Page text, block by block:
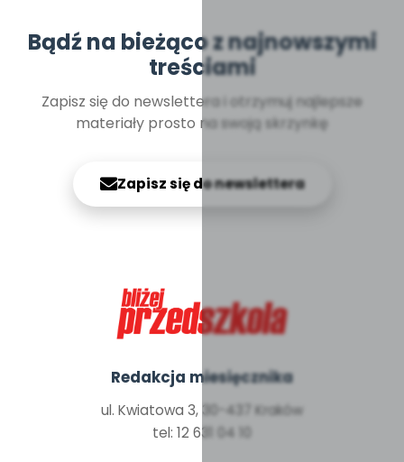
Bądź na bieżąco z najnowszymi
treściami
Zapisz się do newslettera i otrzymuj najlepsze
materiały prosto na swoją skrzynkę
Zapisz się do newslettera
Redakcja miesięcznika
ul. Kwiatowa 3, 30-437 Kraków
tel: 12 631 04 10